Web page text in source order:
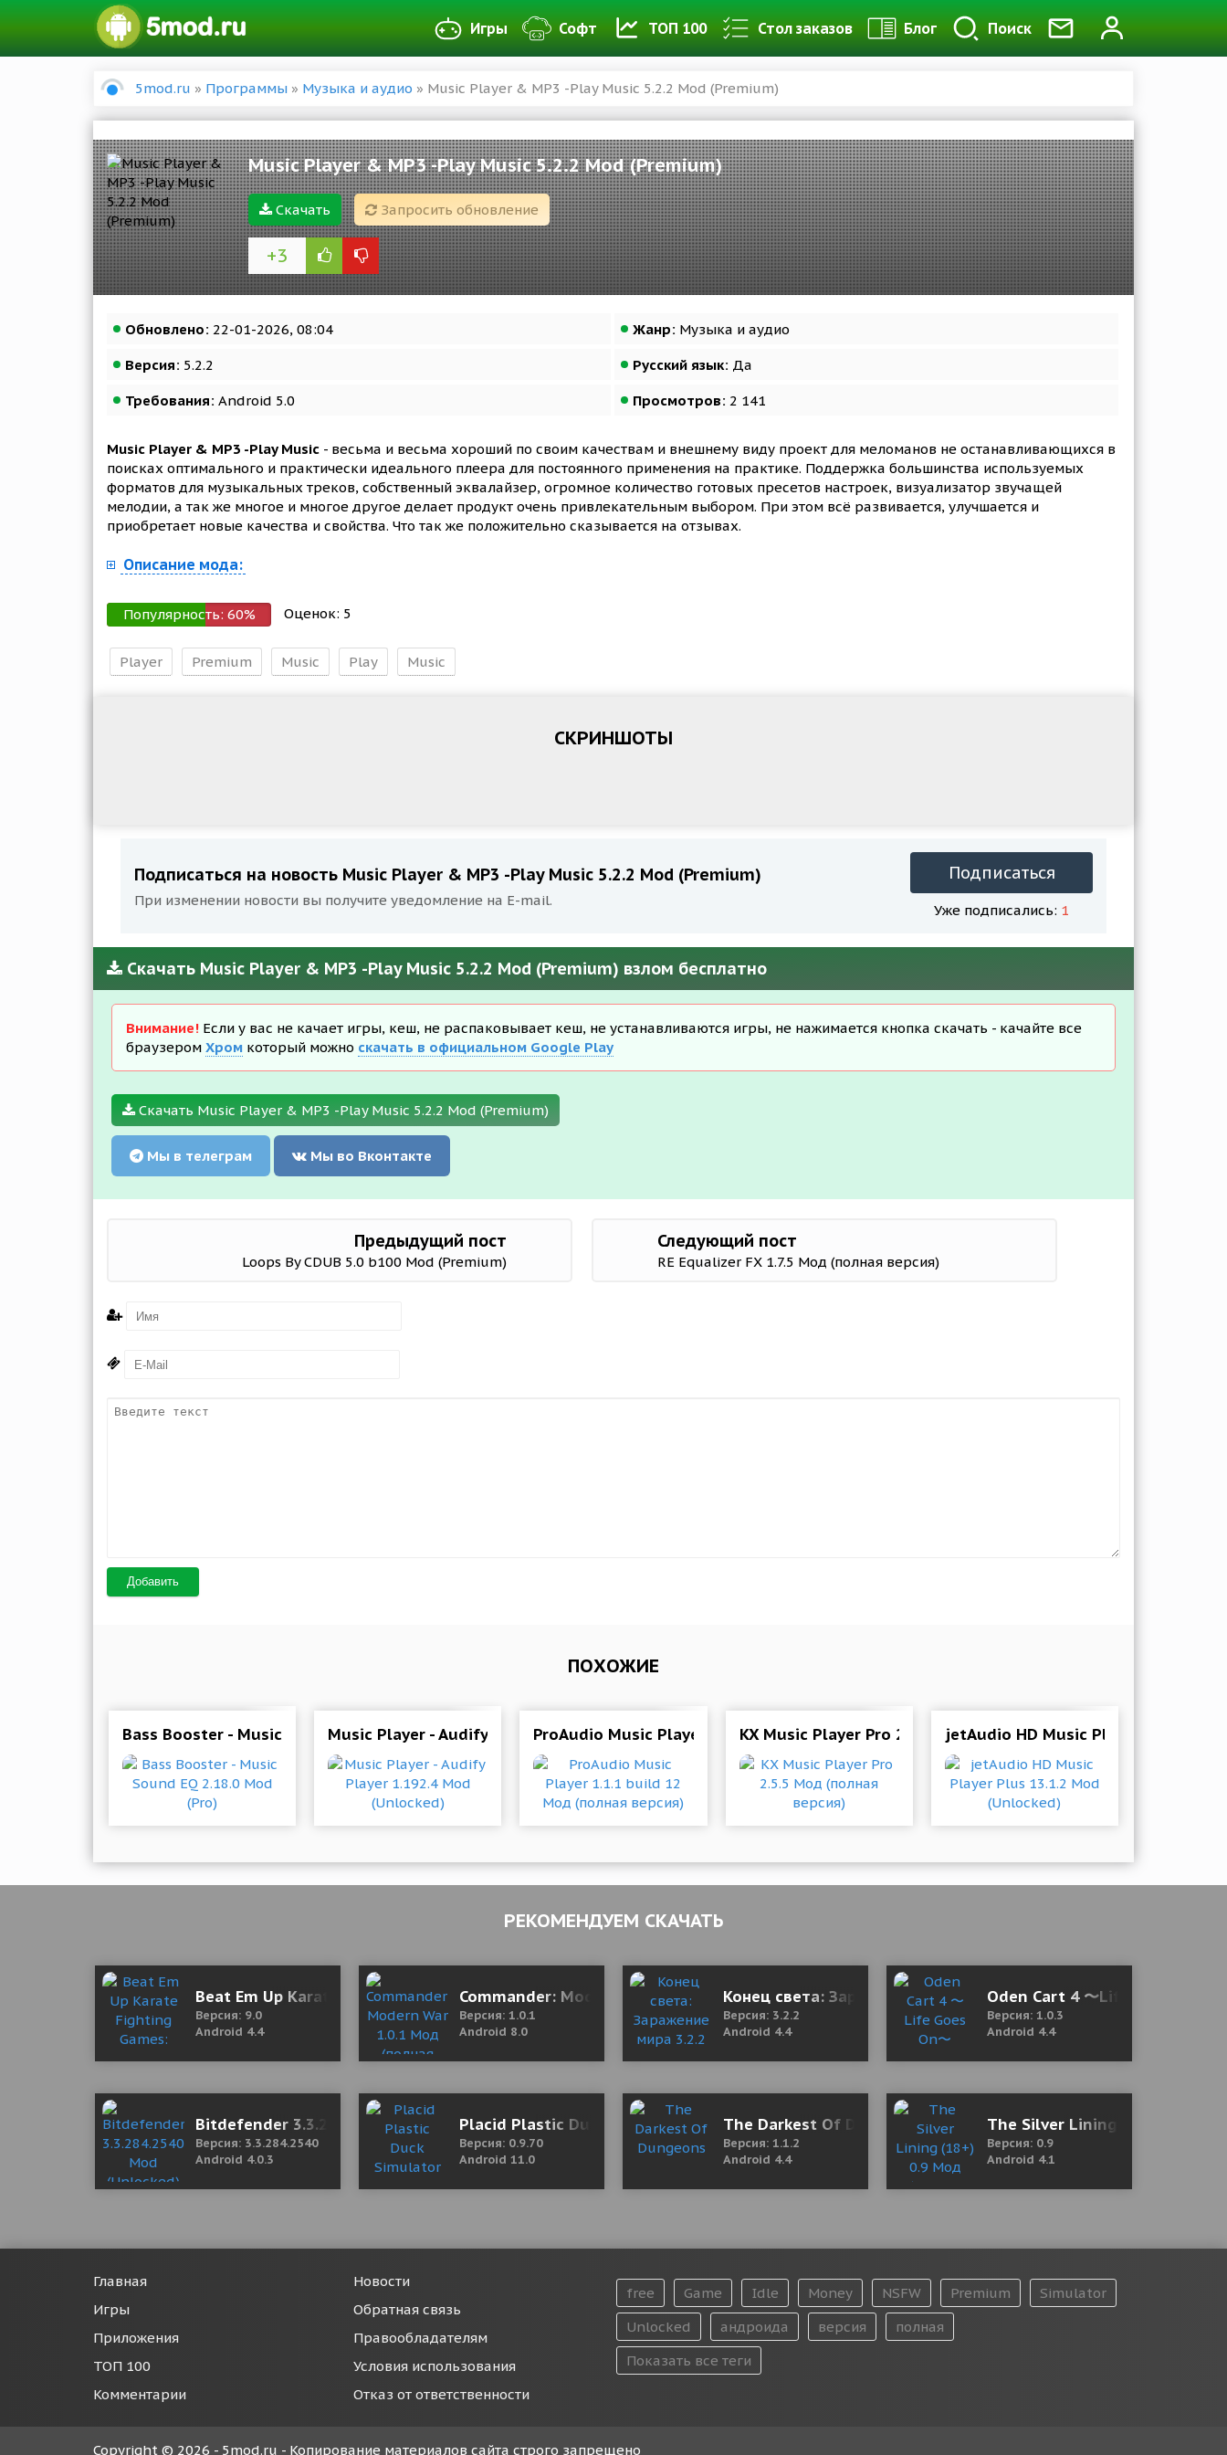
Игры Софт ТОП 100 Стол заказов Блог Поиск
5mod.ru » Программы » Музыка и аудио » Music Player & MP3 -Play Music 5.2.2 Mod (Premium)
Music Player & MP3 -Play Music 5.2.2 Mod (Premium)
Скачать Запросить обновление
+3
Обновлено: 22-01-2026, 08:04 Жанр: Музыка и аудио
Версия: 5.2.2 Русский язык: Да
Требования: Android 5.0 Просмотров: 2 141
Music Player & MP3 -Play Music - весьма и весьма хороший по своим качествам и внешнему виду проект для меломанов не останавливающихся в
поисках оптимального и практически идеального плеера для постоянного применения на практике. Поддержка большинства используемых
форматов для музыкальных треков, собственный эквалайзер, огромное количество готовых пресетов настроек, визуализатор звучащей
мелодии, а так же многое и многое другое делает продукт очень привлекательным выбором. При этом всё развивается, улучшается и
приобретает новые качества и свойства. Что так же положительно сказывается на отзывах.
Описание мода:
Популярность: 60% Оценок: 5
Player Premium Music Play Music
СКРИНШОТЫ
Подписаться на новость Music Player & MP3 -Play Music 5.2.2 Mod (Premium)
При изменении новости вы получите уведомление на E-mail.
Подписаться
Уже подписались: 1
Скачать Music Player & MP3 -Play Music 5.2.2 Mod (Premium) взлом бесплатно
Внимание! Если у вас не качает игры, кеш, не распаковывает кеш, не устанавливаются игры, не нажимается кнопка скачать - качайте все
браузером Хром который можно скачать в официальном Google Play
Скачать Music Player & MP3 -Play Music 5.2.2 Mod (Premium)
Мы в телеграм Мы во Вконтакте
Предыдущий пост
Loops By CDUB 5.0 b100 Mod (Premium)
Следующий пост
RE Equalizer FX 1.7.5 Мод (полная версия)
Добавить
ПОХОЖИЕ
Bass Booster - Music Sound EQ 2.18.0 Mod (Pro)Music Player - Audify Player 1.192.4 Mod (Unlocked)ProAudio Music Player 1.1.1 build 12 Мод (полная версия)
KX Music Player Pro 2.5.5 Мод (полная версия)
jetAudio HD Music Player Plus
РЕКОМЕНДУЕМ СКАЧАТЬ
Beat Em Up Karate Fighting Games: Kung Fu Fight 9.0 (Mod Money)
Версия: 9.0
Android 4.4
Commander: Modern War 1.0.1 Мод (полная версия)
Версия: 1.0.1
Android 8.0
Конец света: Заражение мира 3.2.2 Mod (Money/No ads)
Версия: 3.2.2
Android 4.4
Oden Cart 4 〜Life Goes On〜
Версия: 1.0.3
Android 4.4
Bitdefender 3.3.284.2540 Mod (Unlocked)
Версия: 3.3.284.2540
Android 4.0.3
Placid Plastic Duck Simulator 0.9.70 Мод (полная версия)
Версия: 0.9.70
Android 11.0
The Darkest Of Dungeons
Версия: 1.1.2
Android 4.4
The Silver Lining (18+) 0.9
Версия: 0.9
Android 4.1
Главная
Игры
Приложения
ТОП 100
Комментарии
Новости
Обратная связь
Правообладателям
Условия использования
Отказ от ответственности
free Game Idle Money NSFW Premium
Simulator
Unlocked
андроида версия
полная
Показать все теги
Copyright © 2026 - 5mod.ru - Копирование материалов сайта строго запрещено